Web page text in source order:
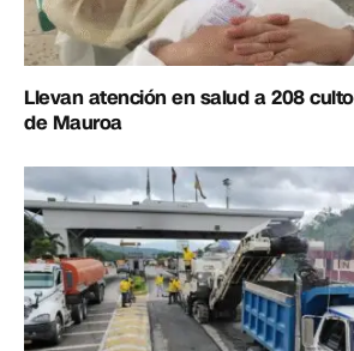
Llevan atención en salud a 208
de Mauroa